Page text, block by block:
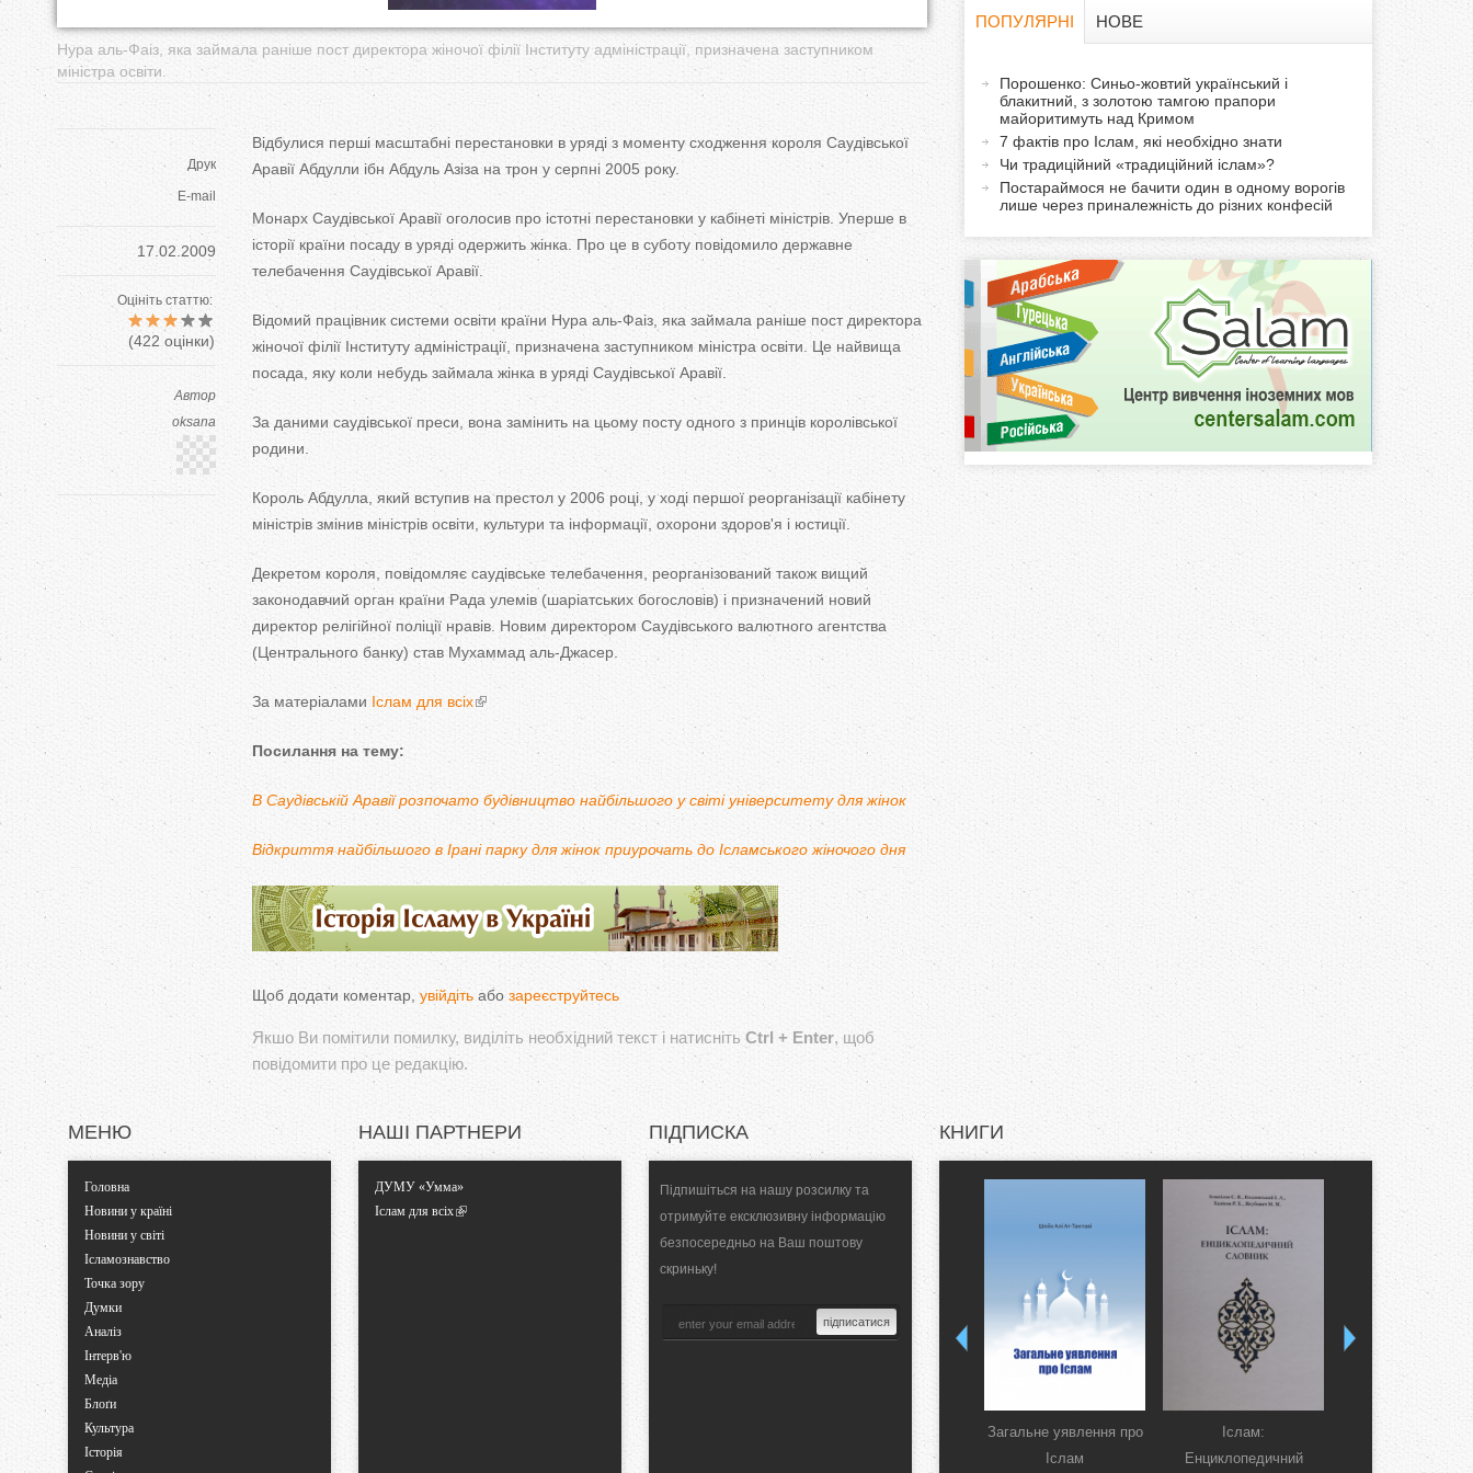
т
Нура аль-Фаіз, яка займала раніше пост директора жіночої філії Інституту адміністрації, призначена заступником
міністра освіти.
Друк
E-mail
17.02.2009
Оцініть статтю:
(422 оцінки)
Автор
oksana
Відбулися перші масштабні перестановки в уряді з моменту сходження короля Саудівської
Аравії Абдулли ібн Абдуль Азіза на трон у серпні 2005 року.
Монарх Саудівської Аравії оголосив про істотні перестановки у кабінеті міністрів. Уперше в
історії країни посаду в уряді одержить жінка. Про це в суботу повідомило державне
телебачення Саудівської Аравії.
Відомий працівник системи освіти країни Нура аль-Фаіз, яка займала раніше пост директора
жіночої філії Інституту адміністрації, призначена заступником міністра освіти. Це найвища
посада, яку коли небудь займала жінка в уряді Саудівської Аравії.
За даними саудівської преси, вона замінить на цьому посту одного з принців королівської
родини.
Король Абдулла, який вступив на престол у 2006 році, у ході першої реорганізації кабінету
міністрів змінив міністрів освіти, культури та інформації, охорони здоров'я і юстиції.
Декретом короля, повідомляє саудівське телебачення, реорганізований також вищий
законодавчий орган країни Рада улемів (шаріатських богословів) і призначений новий
директор релігійної поліції нравів. Новим директором Саудівського валютного агентства
(Центрального банку) став Мухаммад аль-Джасер.
За матеріалами Іслам для всіх
Посилання на тему:
В Саудівській Аравії розпочато будівництво найбільшого у світі університету для жінок
Відкриття найбільшого в Ірані парку для жінок приурочать до Ісламського жіночого дня
Щоб додати коментар,увійдіть абозареєструйтесь
Якшо Ви помітили помилку, виділіть необхідний текст і натисніть Ctrl + Enter, щоб
повідомити про це редакцію.
а
ф
о
р
м
o
a
l
T
b
s
ПОПУЛЯРНІ
в
а
НОВЕ
Порошенко: Синьо-жовтий український і
блакитний, з золотою тамгою прапори
майоритимуть над Кримом
7 фактів про Іслам, які необхідно знати
Чи традиційний «традиційний іслам»?
Постараймося не бачити один в одному ворогів
лише через приналежність до різних конфесій
МЕНЮ
Головна
Новини у країні
Новини у світі
Ісламознавство
Точка зору
Думки
Аналіз
Інтерв'ю
Медіа
Блоґи
Культура
Історія
НАШІ ПАРТНЕРИ
ДУМУ «Умма»
Іслам для всіх
ПІДПИСКА
Підпишіться на нашу розсилку та
отримуйте ексклюзивну інформацію
безпосередньо на Ваш поштову
скриньку!
КНИГИ
Загальне уявлення про
Іслам
Іслам:
Енциклопедичний
Коран.
смислів